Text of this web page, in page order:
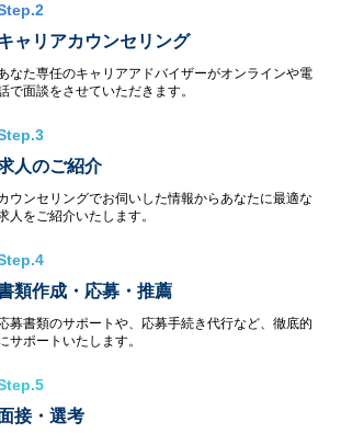
ャリアカウンセリング
なた専任のキャリアアドバイザーがオンラインや電
で面談をさせていただきます。
人のご紹介
ウンセリングでお伺いした情報からあなたに最適な
人をご紹介いたします。
類作成・応募・推薦
募書類のサポートや、応募手続き代行など、徹底的
サポートいたします。
接・選考